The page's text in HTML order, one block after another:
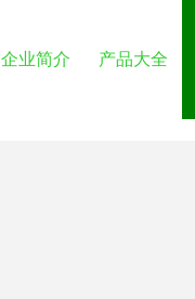
企业简介 产品大全